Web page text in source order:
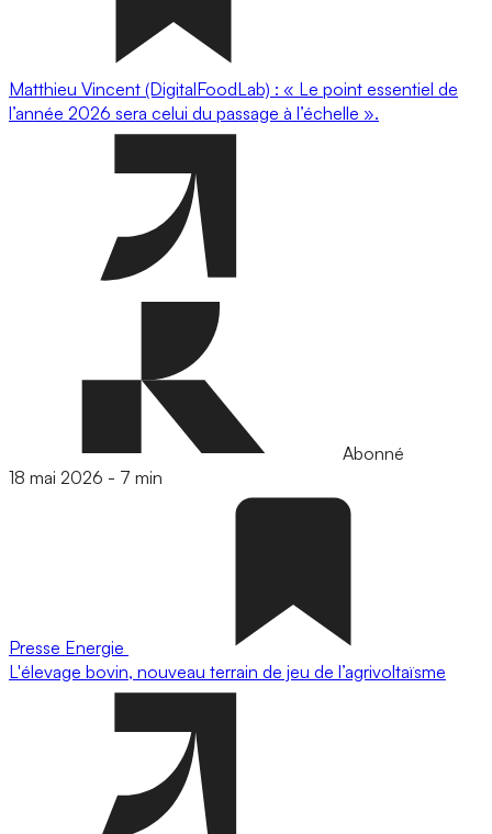
Matthieu Vincent (DigitalFoodLab) : « Le point essentiel de
l’année 2026 sera celui du passage à l’échelle ».
Abonné
18 mai 2026 - 7 min
Presse Energie
L'élevage bovin, nouveau terrain de jeu de l’agrivoltaïsme